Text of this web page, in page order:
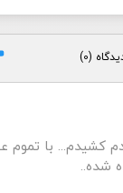
(0)
کشیدم... با تموم
شده..